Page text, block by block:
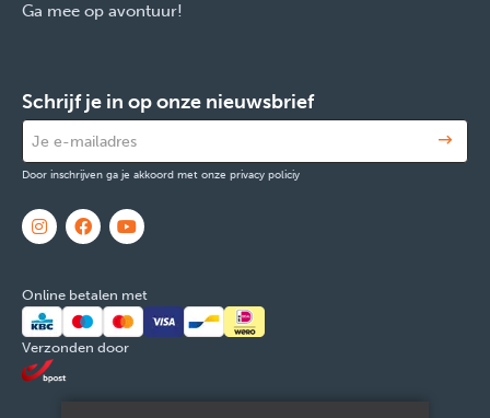
Ga mee op avontuur!
Schrijf je in op onze nieuwsbrief
Door inschrijven ga je akkoord met onze privacy policiy
Online betalen met
Verzonden door